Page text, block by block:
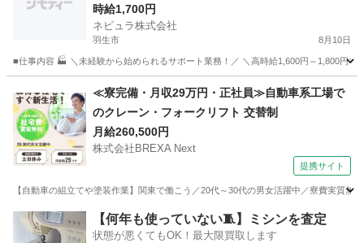
馬県館林市【136795】
時給1,700円
ネビュラ株式会社
羽生市 8月10日
■仕事内容 🏭 ＼未経験から始められるサポート業務！／ ＼高時給1,600円～1,800円
軽作業 スタッフ
≪寮完備・月収29万円・正社員≫自動車系工場で
のクレーン・フォークリフト 交替制
月給260,500円
株式会社BREXA Next
提携サイト
【自動車の組立てや塗装作業】関東で働こう／20代～30代の男女活躍中／寮費実質
埼玉 その他 【何年も使っていない🧵】ミシンを査定
状態が悪くてもOK！最大限買取します